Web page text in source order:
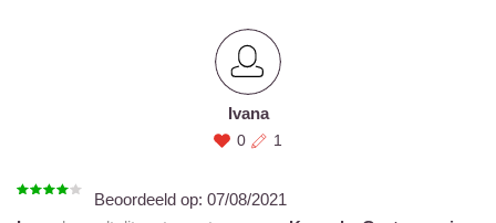
Ivana
0 1
Beoordeeld op: 07/08/2021